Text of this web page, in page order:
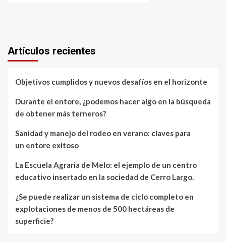
Artículos recientes
Objetivos cumplidos y nuevos desafíos en el horizonte
Durante el entore, ¿podemos hacer algo en la búsqueda
de obtener más terneros?
Sanidad y manejo del rodeo en verano: claves para
un entore exitoso
La Escuela Agraria de Melo: el ejemplo de un centro
educativo insertado en la sociedad de Cerro Largo.
¿Se puede realizar un sistema de ciclo completo en
explotaciones de menos de 500 hectáreas de
superficie?